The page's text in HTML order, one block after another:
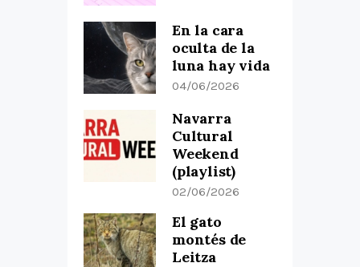
En la cara
oculta de la
luna hay vida
04/06/2026
Navarra
Cultural
Weekend
(playlist)
02/06/2026
El gato
montés de
Leitza